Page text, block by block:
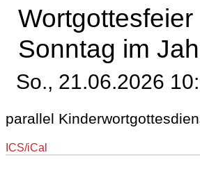
Wortgottesfeier
Sonntag im
So., 21.06.2026
parallel
ICS/iCal